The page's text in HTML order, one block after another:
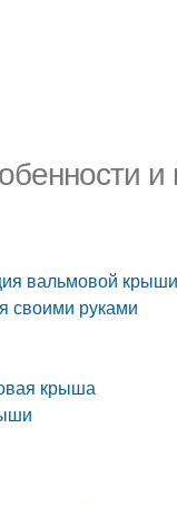
и
вальмовой крыши
своими руками
крыша